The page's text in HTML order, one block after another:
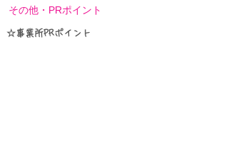
その他・PRポイント
☆事業所PRポイント